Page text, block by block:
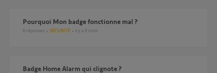
Pourquoi Mon badge fonctionne mal ?
6 réponses SÉCURITÉ il y a 8 mois
Badge Home Alarm qui clignote ?